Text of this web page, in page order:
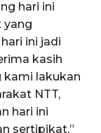
hari ini
yang
ini jadi
kasih
kami lakukan
NTT,
hari ini
sertipikat,”